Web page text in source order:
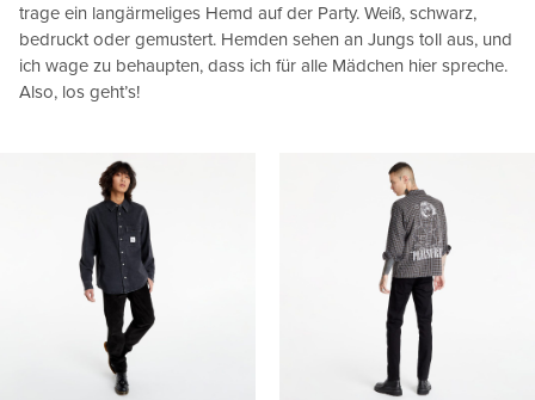
trage ein langärmeliges Hemd auf der Party. Weiß, schwarz,
bedruckt oder gemustert. Hemden sehen an Jungs toll aus, und
ich wage zu behaupten, dass ich für alle Mädchen hier spreche.
Also, los geht’s!